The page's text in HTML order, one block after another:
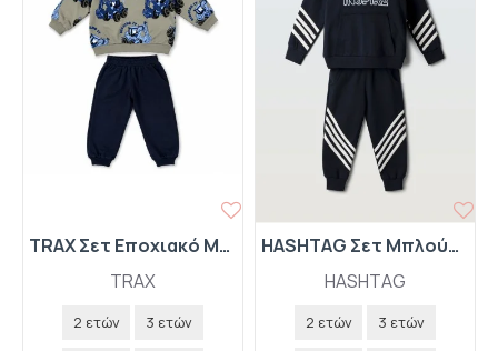
TRAX
TRAX Σετ Εποχιακό Μπλούζα και Παντελόνι Φόρμας "Digging It" 50904 Dusty
2 ετών 3 ετών
HASHTAG
HASHTAG Σετ Μπλούζα Φούτερ με Κουκούλα και Παντελόνι Φόρμας "Unspire Inspire" 267833 Σκούρο Μπλε
2 ετών 3 ετών